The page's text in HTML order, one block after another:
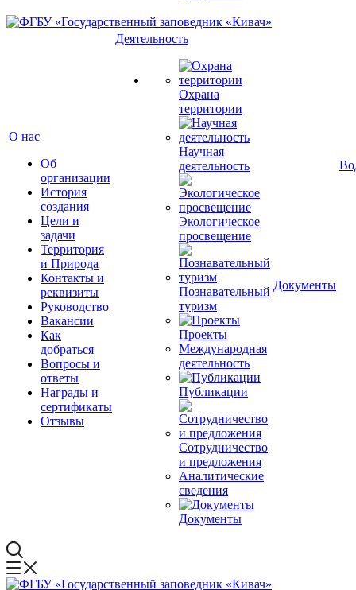
О нас
Об
организации
История
создания
Цели и
задачи
Территория
и Природа
Контакты и
реквизиты
Руководство
Вакансии
Как
добраться
Вопросы и
ответы
Награды и
сертификаты
Отзывы
Деятельность
Охрана
территории
Научная
деятельность
Экологическое
просвещение
Познавательный
туризм
Проекты
Международная
деятельность
Публикации
Сотрудничество
и предложения
Аналитические
сведения
Документы
Документы